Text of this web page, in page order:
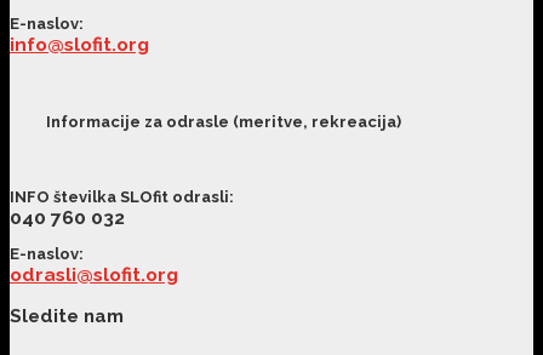
E-naslov:
info@slofit.org
Informacije za odrasle (meritve, rekreacija)
INFO številka SLOfit odrasli:
040 760 032
E-naslov:
odrasli@slofit.org
Sledite nam